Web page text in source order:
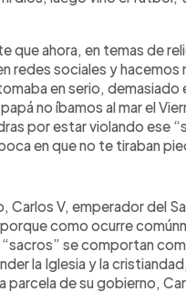
que ahora, en temas de
redes sociales y
en serio,
no íbamos al mar el
por estar violando ese
en que no te tiraban
Carlos V, emperador del
como ocurre
se comportan
la Iglesia y la
parcela de su gobierno,